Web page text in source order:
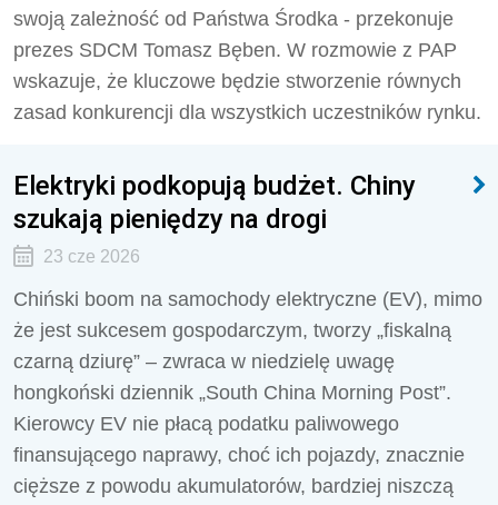
swoją zależność od Państwa Środka - przekonuje
prezes SDCM Tomasz Bęben. W rozmowie z PAP
wskazuje, że kluczowe będzie stworzenie równych
zasad konkurencji dla wszystkich uczestników rynku.
Elektryki podkopują budżet. Chiny
szukają pieniędzy na drogi
23 cze 2026
Chiński boom na samochody elektryczne (EV), mimo
że jest sukcesem gospodarczym, tworzy „fiskalną
czarną dziurę” – zwraca w niedzielę uwagę
hongkoński dziennik „South China Morning Post”.
Kierowcy EV nie płacą podatku paliwowego
finansującego naprawy, choć ich pojazdy, znacznie
cięższe z powodu akumulatorów, bardziej niszczą